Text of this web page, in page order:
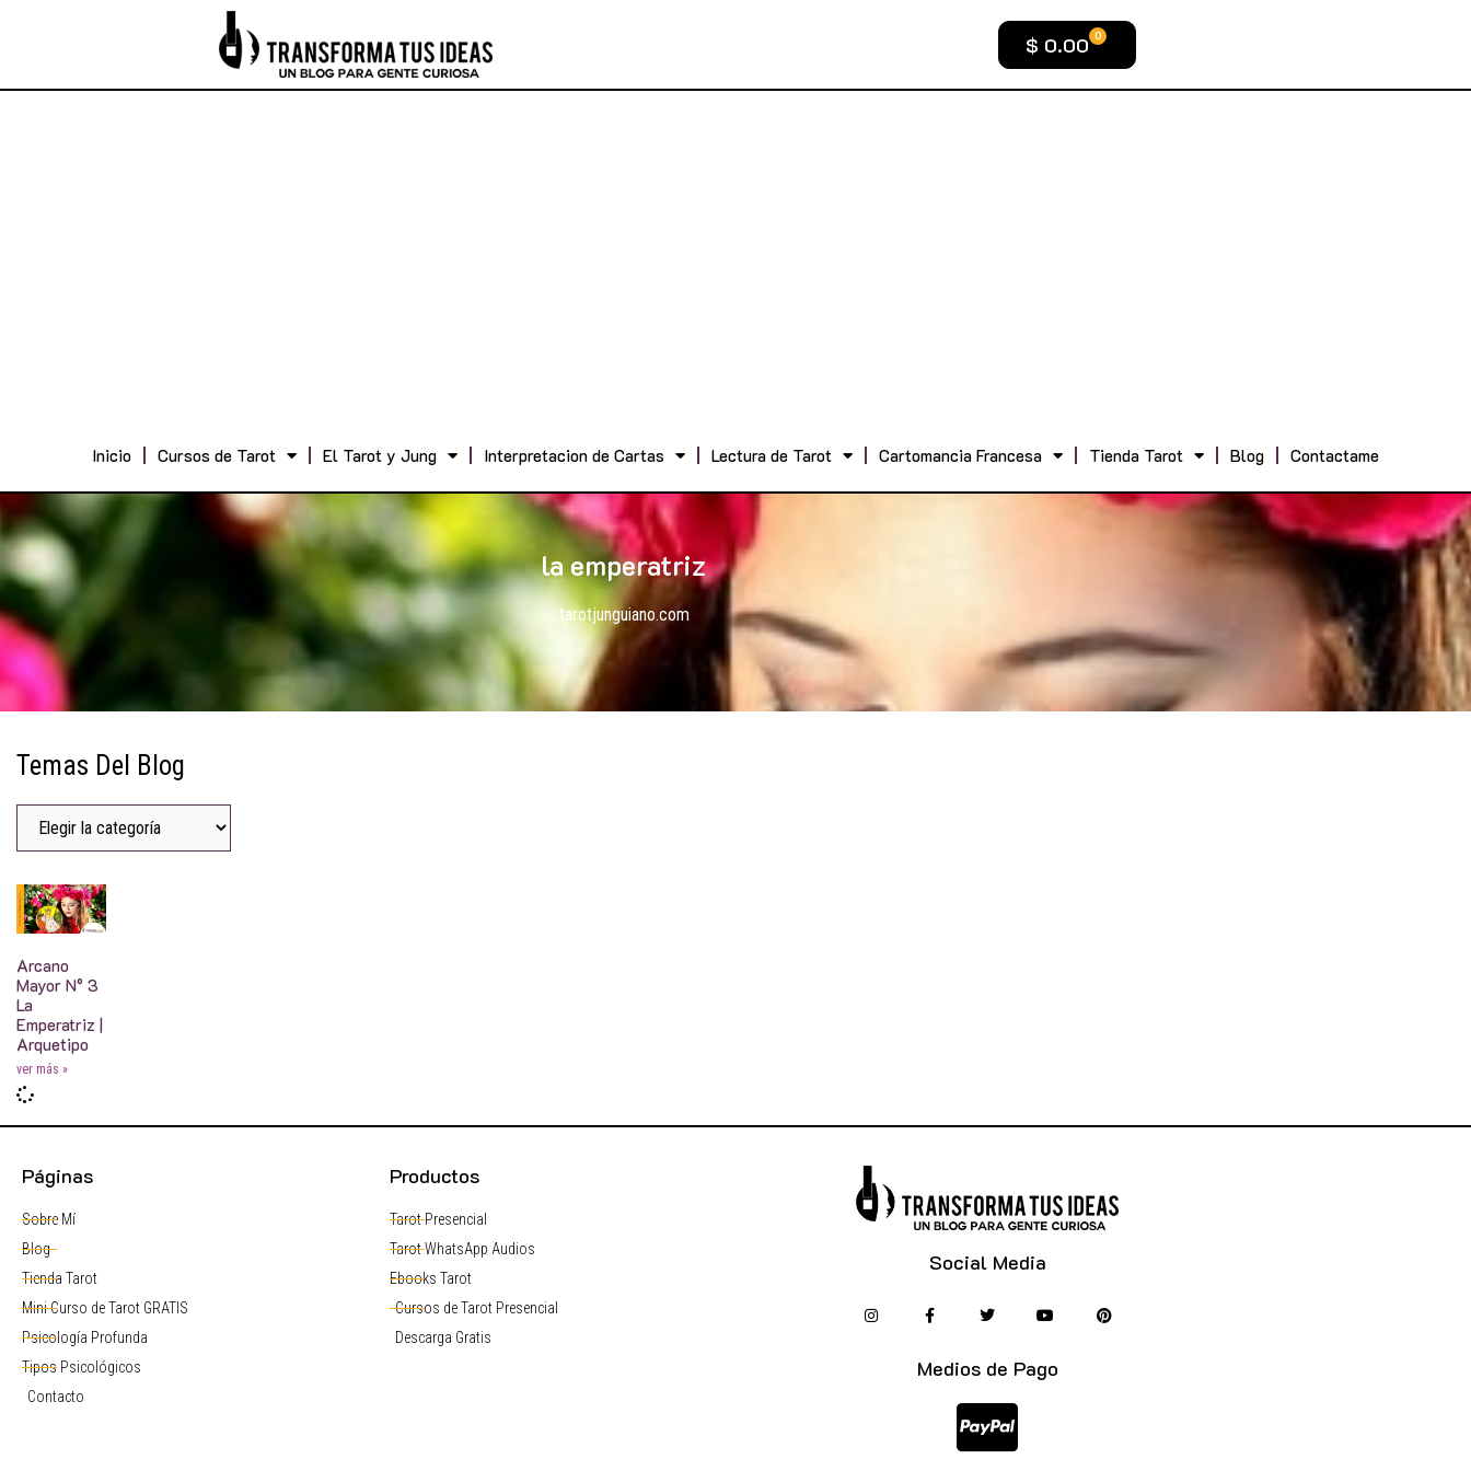
$ 0.00 0
Inicio Cursos de Tarot El Tarot y Jung Interpretacion de Cartas Lectura de Tarot Cartomancia Francesa Tienda Tarot Blog Contactame
la emperatriz
tarotjunguiano.com
Temas Del Blog
Arcano
Mayor N° 3
La
Emperatriz |
Arquetipo
ver más »
Páginas
Sobre Mí
Blog
Tienda Tarot
Mini Curso de Tarot GRATIS
Psicología Profunda
Tipos Psicológicos
Contacto
Productos
Tarot Presencial
Tarot WhatsApp Audios
Ebooks Tarot
Cursos de Tarot Presencial
Descarga Gratis
Social Media
Medios de Pago